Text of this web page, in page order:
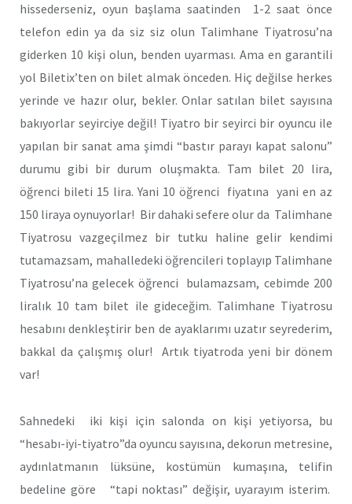
hissederseniz, oyun başlama saatinden 1-2 saat önce
telefon edin ya da siz siz olun Talimhane Tiyatrosu’na
giderken 10 kişi olun, benden uyarması. Ama en garantili
yol Biletix’ten on bilet almak önceden. Hiç değilse herkes
yerinde ve hazır olur, bekler. Onlar satılan bilet sayısına
bakıyorlar seyirciye değil! Tiyatro bir seyirci bir oyuncu ile
yapılan bir sanat ama şimdi “bastır parayı kapat salonu”
durumu gibi bir durum oluşmakta. Tam bilet 20 lira,
öğrenci bileti 15 lira. Yani 10 öğrenci fiyatına yani en az
150 liraya oynuyorlar! Bir dahaki sefere olur da Talimhane
Tiyatrosu vazgeçilmez bir tutku haline gelir kendimi
tutamazsam, mahalledeki öğrencileri toplayıp Talimhane
Tiyatrosu’na gelecek öğrenci bulamazsam, cebimde 200
liralık 10 tam bilet ile gideceğim. Talimhane Tiyatrosu
hesabını denkleştirir ben de ayaklarımı uzatır seyrederim,
bakkal da çalışmış olur! Artık tiyatroda yeni bir dönem
var!
Sahnedeki iki kişi için salonda on kişi yetiyorsa, bu
“hesabı-iyi-tiyatro”da oyuncu sayısına, dekorun metresine,
aydınlatmanın lüksüne, kostümün kumaşına, telifin
bedeline göre “tapi noktası” değişir, uyarayım isterim.